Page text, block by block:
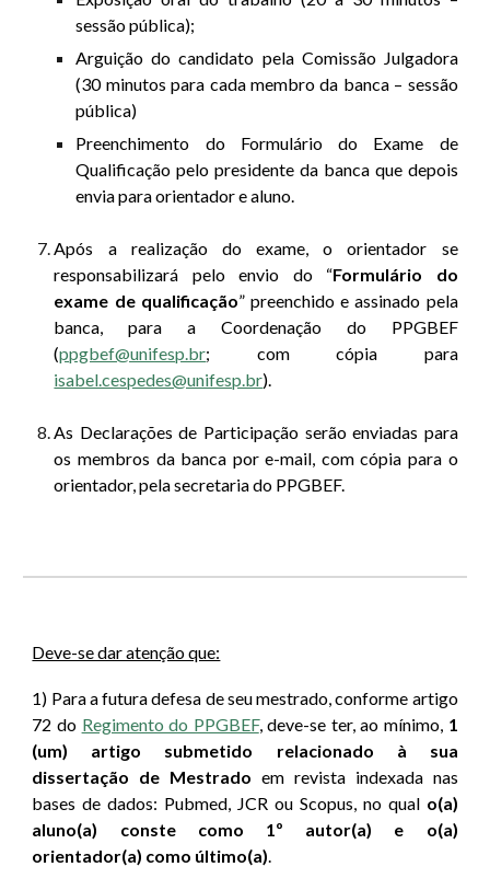
sessão pública);
Arguição do candidato pela Comissão Julgadora
(30 minutos para cada membro da banca – sessão
pública)
Preenchimento do Formulário do Exame de
Qualificação pelo presidente da banca que depois
envia para orientador e aluno.
Após a realização do exame, o orientador se
responsabilizará pelo envio do “Formulário do
exame de qualificação” preenchido e assinado pela
banca, para a Coordenação do PPGBEF
(ppgbef@unifesp.br; com cópia para
isabel.cespedes@unifesp.br).
As Declarações de Participação serão enviadas para
os membros da banca por e-mail, com cópia para o
orientador, pela secretaria do PPGBEF.
Deve-se dar atenção que:
1) Para a futura defesa de seu mestrado, conforme artigo
72 do Regimento do PPGBEF, deve-se ter, ao mínimo, 1
(um) artigo submetido relacionado à sua
dissertação de Mestrado em revista indexada nas
bases de dados: Pubmed, JCR ou Scopus, no qual o(a)
aluno(a) conste como 1º autor(a) e o(a)
orientador(a) como último(a).